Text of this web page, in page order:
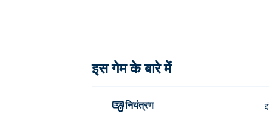
इस गेम के बारे में
नियंत्रण